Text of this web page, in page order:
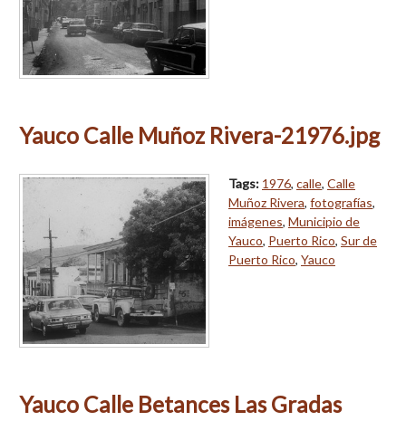
Yauco Calle Muñoz Rivera-21976.jpg
Tags: 1976, calle, Calle
Muñoz Rivera, fotografías,
imágenes, Municipio de
Yauco, Puerto Rico, Sur de
Puerto Rico, Yauco
Yauco Calle Betances Las Gradas